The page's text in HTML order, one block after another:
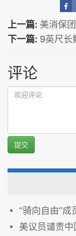
上一篇: 美消保
下一篇: 9英尺长
评论
提交
“骑向自由”
美议员谴责